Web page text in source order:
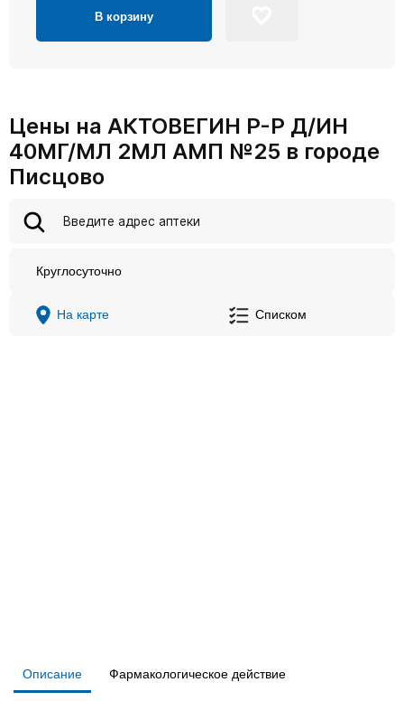
В корзину
Цены на АКТОВЕГИН Р-Р Д/ИН
40МГ/МЛ 2МЛ АМП №25 в городе
Писцово
Круглосуточно
На карте Списком
Описание Фармакологическое действие